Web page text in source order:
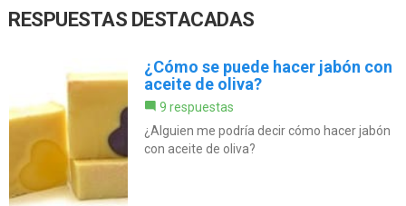
RESPUESTAS DESTACADAS
¿Cómo se puede hacer jabón con
aceite de oliva?
9 respuestas
¿Alguien me podría decir cómo hacer jabón
con aceite de oliva?